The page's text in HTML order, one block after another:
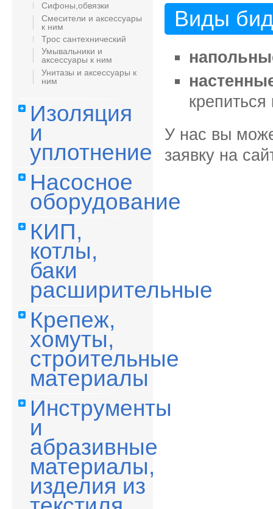
Сифоны,обвязки
Смесители и аксессуары
к ним
Трос сантехнический
Умывальники и
аксессуары к ним
Унитазы и аксессуары к
ним
Изоляция
и
уплотнение
Насосное
оборудование
КИП,
котлы,
баки
расширительные
Крепеж,
хомуты,
строительные
материалы
Инструменты
и
абразивные
материалы,
изделия из
Виды
У нас вы
заявку на